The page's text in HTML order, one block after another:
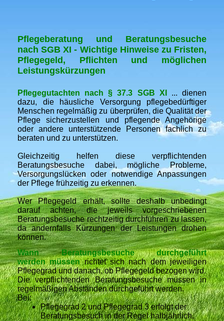
Pflegeberatung und Beratungsbesuche
nach SGB XI - Wichtige Hinweise zu Fristen,
Pflegegeld, Pflichten und möglichen
Leistungskürzungen
Pflegegutachten nach § 37.3 SGB XI ... dienen
dazu, die häusliche Versorgung pflegebedürftiger
Menschen regelmäßig zu überprüfen, die Qualität der
Pflege sicherzustellen und pflegende Angehörige
oder andere unterstützende Personen fachlich zu
beraten und zu unterstützen.
Gleichzeitig helfen diese verpflichtenden
Beratungsbesuche dabei, mögliche Probleme,
Versorgungslücken oder notwendige Anpassungen
der Pflege frühzeitig zu erkennen.
Wer Pflegegeld erhält, sollte deshalb unbedingt
darauf achten, die jeweils vorgeschriebenen
Beratungsbesuche rechtzeitig durchführen zu lassen,
da andernfalls Kürzungen der Leistungen drohen
können.
Wann Beratungsbesuche durchgeführt
werden müssenrichtet sich nach dem jeweiligen
Pflegegrad und danach, ob Pflegegeld bezogen wird.
Die verpflichtenden Beratungsbesuche müssen in
regelmäßigen Abständen durchgeführt werden.
Bei:
Pflegegrad 2 und Pflegegrad 3 erfolgt der
Beratungsbesuch in der Regel halbjährlich.